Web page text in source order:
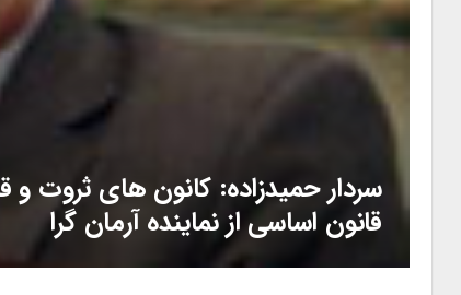
سردار حمیدزاده: کانون های ثروت و
قانون اساسی از نماینده آرمان گرا